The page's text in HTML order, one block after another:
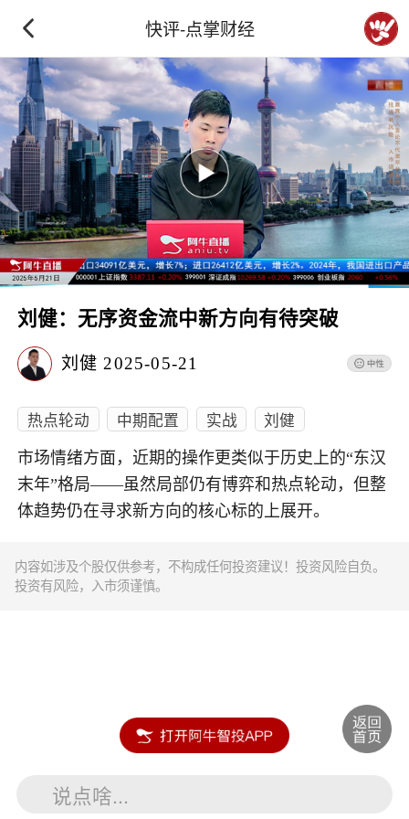
快评-点掌财经
刘健：无序资金流中新方向有待突破
刘健 2025-05-21
热点轮动 中期配置 实战 刘健
市场情绪方面，近期的操作更类似于历史上的“东汉
末年”格局——虽然局部仍有博弈和热点轮动，但整
体趋势仍在寻求新方向的核心标的上展开。
内容如涉及个股仅供参考，不构成任何投资建议！投资风险自负。
投资有风险，入市须谨慎。
说点啥...